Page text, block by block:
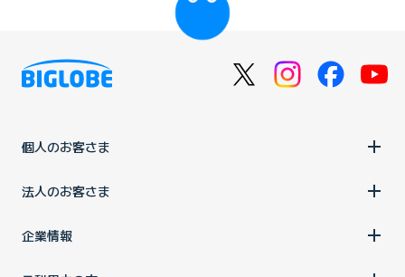
個人のお客さま
法人のお客さま
企業情報